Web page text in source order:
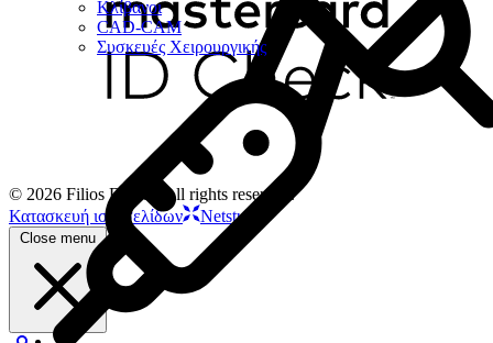
Κλίβανοι
CAD-CAM
Συσκευές Χειρουργικής
© 2026 Filios Dental. All rights reserved.
Κατασκευή ιστοσελίδων
Netstudio
Close menu